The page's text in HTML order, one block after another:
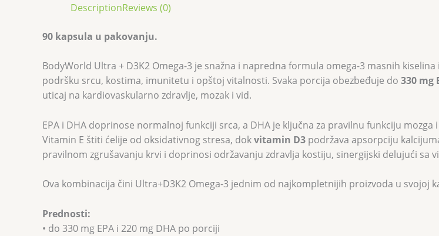
DescriptionReviews (0)
90 kapsula u pakovanju.
BodyWorld Ultra + D3K2 Omega-3 je snažna i napredna formula omega-3 masnih
podršku srcu, kostima, imunitetu i opštoj vitalnosti. Svaka porcija obezbeđuje do 330 mg
uticaj na kardiovaskularno zdravlje, mozak i vid.
EPA i DHA doprinose normalnoj funkciji srca, a DHA je ključna za pravilnu funkciju mozga
Vitamin E štiti ćelije od oksidativnog stresa, dokvitamin D3 podržava apsorpciju
pravilnom zgrušavanju krvi i doprinosi održavanju zdravlja kostiju, sinergijski delujući sa
Ova kombinacija čini Ultra+D3K2 Omega-3 jednim od najkompletnijih proizvoda u svojoj
Prednosti:
• do 330 mg EPA i 220 mg DHA po porciji